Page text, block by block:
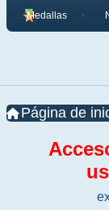
Medallas
Página de